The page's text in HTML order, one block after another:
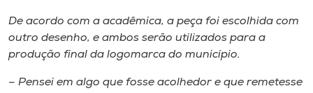
Rádio
De acordo com a acadêmica, a peça foi escolhida com
outro desenho, e ambos serão utilizados para a
produção final da logomarca do município.
– Pensei em algo que fosse acolhedor e que remetesse